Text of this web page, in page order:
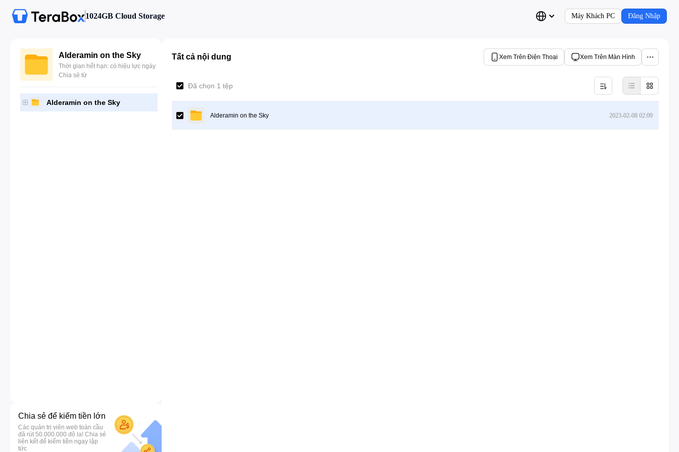
1024GB Cloud Storage Máy Khách PC Đăng Nhập
Alderamin on the Sky
Thời gian hết hạn: có hiệu lực ngày
Chia sẻ từ
Alderamin on the Sky
Chia sẻ để kiếm tiền lớn
Các quản trị viên web toàn cầu
đã rút 50.000.000 đô la! Chia sẻ
liên kết để kiếm tiền ngay lập
tức
Tất cả nội dung Xem Trên Điện Thoại Xem Trên Màn Hình
Đã chọn 1 tệp
Alderamin on the Sky 2023-02-08 02:09